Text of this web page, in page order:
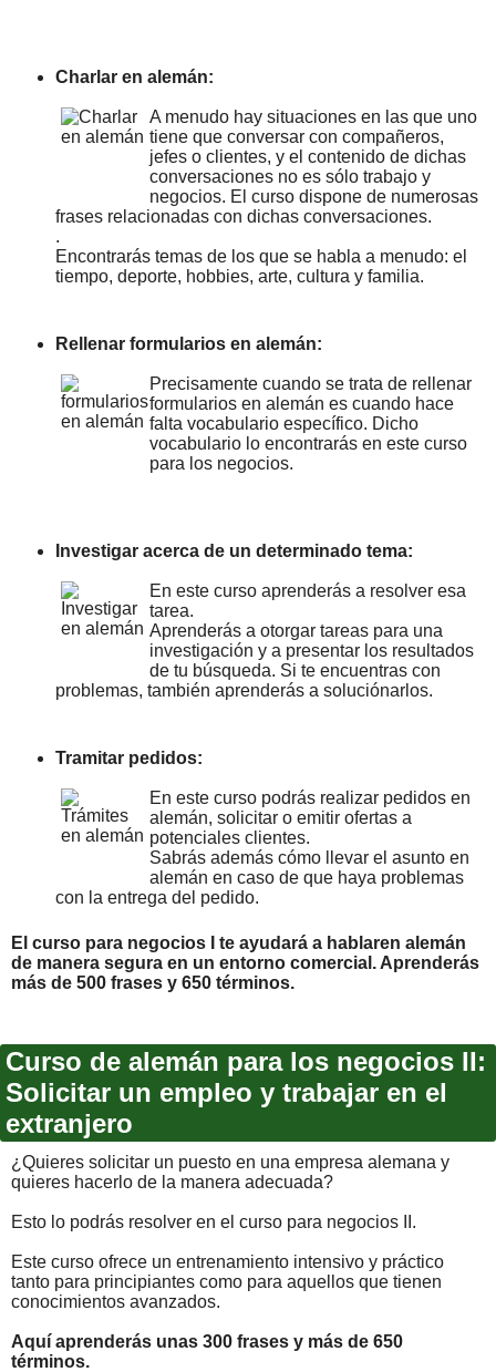
Charlar en alemán:
A menudo hay situaciones en las que uno
tiene que conversar con compañeros,
jefes o clientes, y el contenido de dichas
conversaciones no es sólo trabajo y
negocios. El curso dispone de numerosas
frases relacionadas con dichas conversaciones.
.
Encontrarás temas de los que se habla a menudo: el
tiempo, deporte, hobbies, arte, cultura y familia.
Rellenar formularios en alemán:
Precisamente cuando se trata de rellenar
formularios en alemán es cuando hace
falta vocabulario específico. Dicho
vocabulario lo encontrarás en este curso
para los negocios.
Investigar acerca de un determinado tema:
En este curso aprenderás a resolver esa
tarea.
Aprenderás a otorgar tareas para una
investigación y a presentar los resultados
de tu búsqueda. Si te encuentras con
problemas, también aprenderás a soluciónarlos.
Tramitar pedidos:
En este curso podrás realizar pedidos en
alemán, solicitar o emitir ofertas a
potenciales clientes.
Sabrás además cómo llevar el asunto en
alemán en caso de que haya problemas
con la entrega del pedido.
El curso para negocios I te ayudará a hablaren alemán
de manera segura en un entorno comercial. Aprenderás
más de 500 frases y 650 términos.
Curso de alemán para los negocios II:
Solicitar un empleo y trabajar en el
extranjero
¿Quieres solicitar un puesto en una empresa alemana y
quieres hacerlo de la manera adecuada?
Esto lo podrás resolver en el curso para negocios II.
Este curso ofrece un entrenamiento intensivo y práctico
tanto para principiantes como para aquellos que tienen
conocimientos avanzados.
Aquí aprenderás unas 300 frases y más de 650
términos.